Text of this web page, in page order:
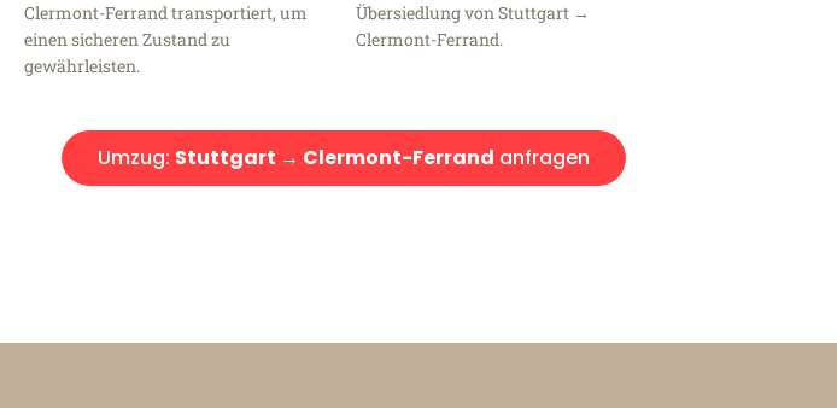
Clermont-Ferrand transportiert, um
einen sicheren Zustand zu
gewährleisten.
Übersiedlung von Stuttgart →
Clermont-Ferrand.
Umzug: Stuttgart → Clermont-Ferrand anfragen